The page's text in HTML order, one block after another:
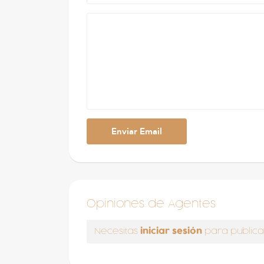
Opiniones de Agentes
Necesitas iniciar sesión para